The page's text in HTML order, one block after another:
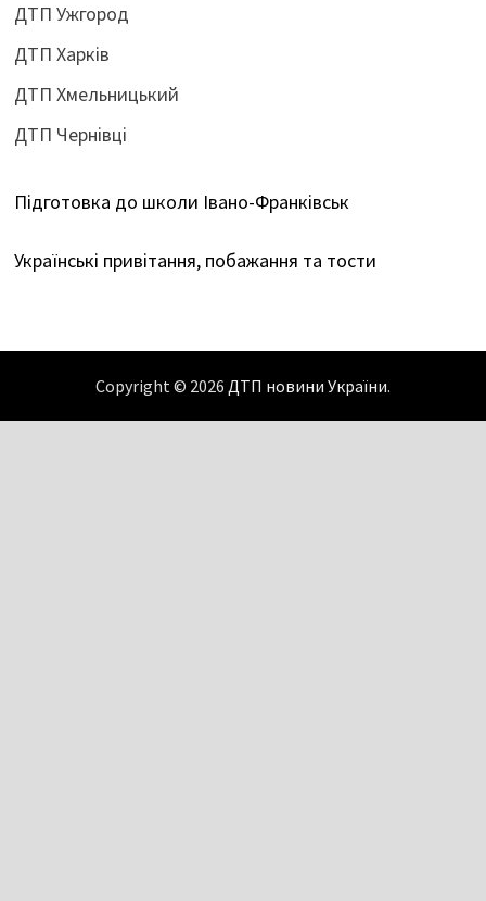
ДТП Ужгород
ДТП Харків
ДТП Хмельницький
ДТП Чернівці
Підготовка до школи Івано-Франківськ
Українські привітання, побажання та тости
Copyright © 2026 ДТП новини України.